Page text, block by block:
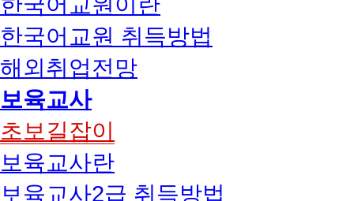
한국어교원 취득방법
해외취업전망
보육교사
초보길잡이
보육교사란
보육교사2급 취득방법